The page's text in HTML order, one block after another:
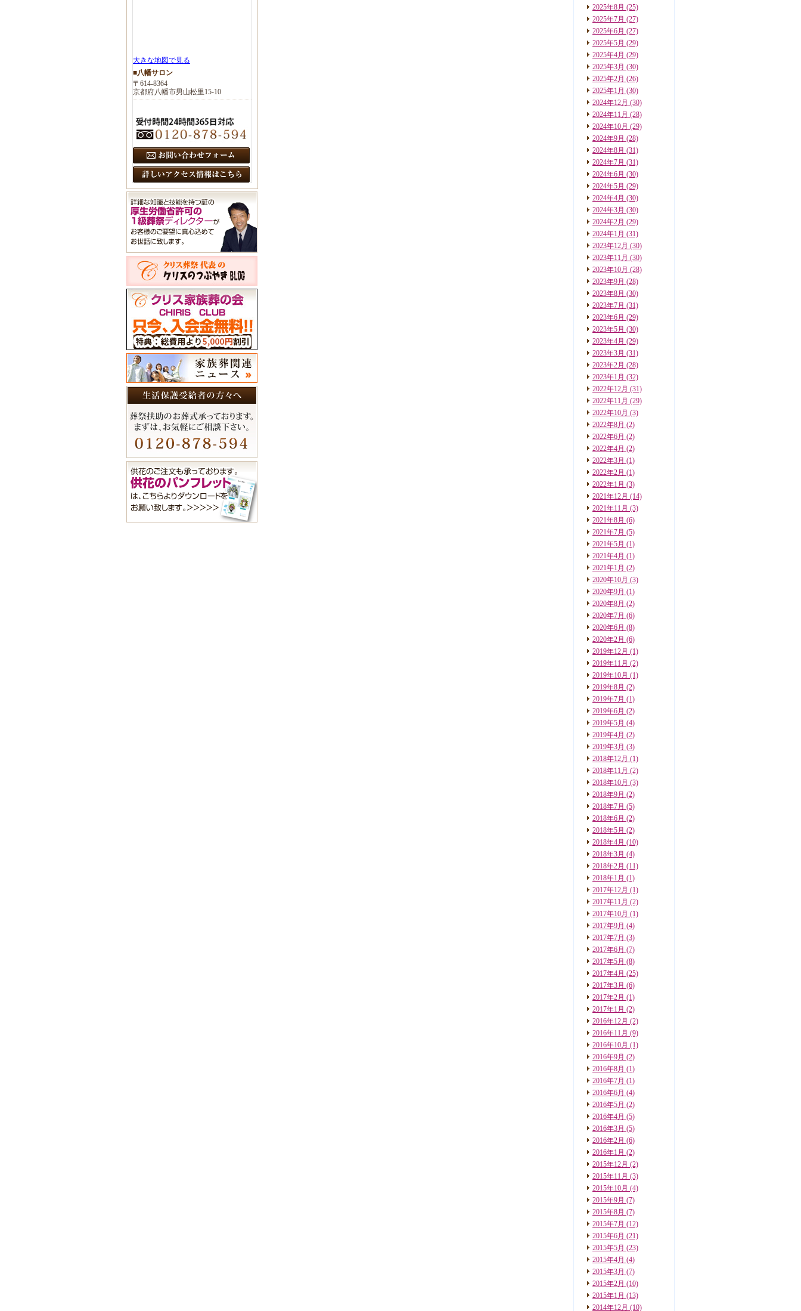
2025年8月 (25)
2025年7月 (27)
2025年6月 (27)
2025年5月 (29)
2025年4月 (29)
2025年3月 (30)
2025年2月 (26)
2025年1月 (30)
2024年12月 (30)
2024年11月 (28)
2024年10月 (29)
2024年9月 (28)
2024年8月 (31)
2024年7月 (31)
2024年6月 (30)
2024年5月 (29)
2024年4月 (30)
2024年3月 (30)
2024年2月 (29)
2024年1月 (31)
2023年12月 (30)
2023年11月 (30)
2023年10月 (28)
2023年9月 (28)
2023年8月 (30)
2023年7月 (31)
2023年6月 (29)
2023年5月 (30)
2023年4月 (29)
2023年3月 (31)
2023年2月 (28)
2023年1月 (32)
2022年12月 (31)
2022年11月 (29)
2022年10月 (3)
2022年8月 (2)
2022年6月 (2)
2022年4月 (2)
2022年3月 (1)
2022年2月 (1)
2022年1月 (3)
2021年12月 (14)
2021年11月 (3)
2021年8月 (6)
2021年7月 (5)
2021年5月 (1)
2021年4月 (1)
2021年1月 (2)
2020年10月 (3)
2020年9月 (1)
2020年8月 (2)
2020年7月 (6)
2020年6月 (8)
2020年2月 (6)
2019年12月 (1)
2019年11月 (2)
2019年10月 (1)
2019年8月 (2)
2019年7月 (1)
2019年6月 (2)
2019年5月 (4)
2019年4月 (2)
2019年3月 (3)
2018年12月 (1)
2018年11月 (2)
2018年10月 (3)
2018年9月 (2)
2018年7月 (5)
2018年6月 (2)
2018年5月 (2)
2018年4月 (10)
2018年3月 (4)
2018年2月 (11)
2018年1月 (1)
2017年12月 (1)
2017年11月 (2)
2017年10月 (1)
2017年9月 (4)
2017年7月 (3)
2017年6月 (7)
2017年5月 (8)
2017年4月 (25)
2017年3月 (6)
2017年2月 (1)
2017年1月 (2)
2016年12月 (2)
2016年11月 (9)
2016年10月 (1)
2016年9月 (2)
2016年8月 (1)
2016年7月 (1)
2016年6月 (4)
2016年5月 (2)
2016年4月 (5)
2016年3月 (5)
2016年2月 (6)
2016年1月 (2)
2015年12月 (2)
2015年11月 (3)
2015年10月 (4)
2015年9月 (7)
2015年8月 (7)
2015年7月 (12)
2015年6月 (21)
2015年5月 (23)
2015年4月 (4)
2015年3月 (7)
2015年2月 (10)
2015年1月 (13)
2014年12月 (10)
大きな地図で見る
■八幡サロン
〒614-8364
京都府八幡市男山松里15-10